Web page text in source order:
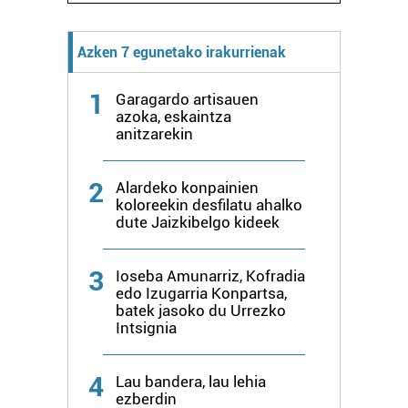
zerbitzuak hobetzeko asmoz, cookie teknologiaz
baliatzen gara. Ohar hau onartuz gero, teknologia hori
Azken 7 egunetako irakurrienak
1
Garagardo artisauen
azoka, eskaintza
anitzarekin
2
Alardeko konpainien
koloreekin desfilatu ahalko
dute Jaizkibelgo kideek
3
Ioseba Amunarriz, Kofradia
edo Izugarria Konpartsa,
batek jasoko du Urrezko
Intsignia
4
Lau bandera, lau lehia
ezberdin